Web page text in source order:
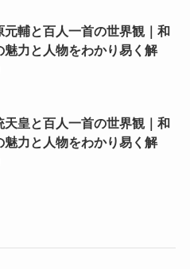
元輔と百人一首の世界観｜和
魅力と人物をわかり易く解
天皇と百人一首の世界観｜和
魅力と人物をわかり易く解